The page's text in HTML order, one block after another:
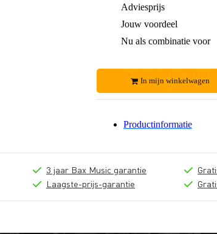
Adviesprijs
Jouw voordeel
Nu als combinatie voor
In mijn winkelwagen
Productinformatie
3 jaar Bax Music garantie
Laagste-prijs-garantie